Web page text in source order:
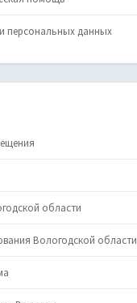
персональных данных
области
Вологодской области